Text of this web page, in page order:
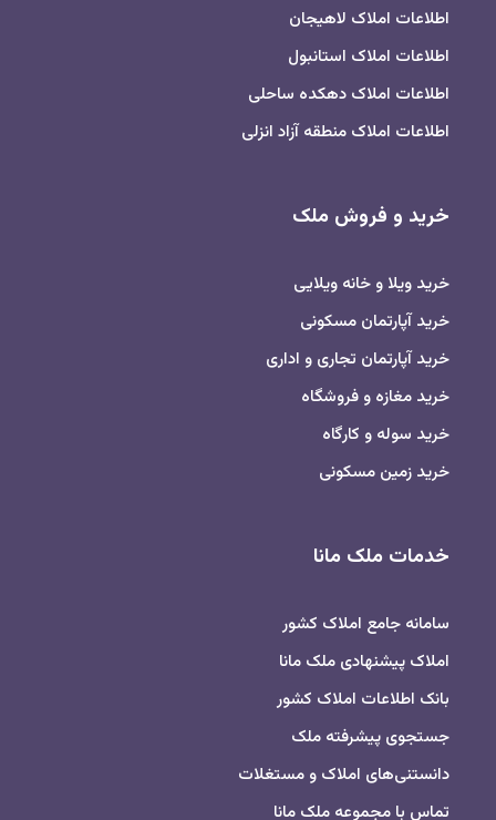
اطلاعات املاک لاهیجان
اطلاعات املاک استانبول
اطلاعات املاک دهکده ساحلی
اطلاعات املاک منطقه آزاد انزلی
خرید و فروش ملک
خرید ویلا و خانه ویلایی
خرید آپارتمان مسکونی
خرید آپارتمان تجاری و اداری
خرید مغازه و فروشگاه
خرید سوله و کارگاه
خرید زمین مسکونی
خدمات ملک مانا
سامانه جامع املاک کشور
املاک پیشنهادی ملک مانا
بانک اطلاعات املاک کشور
جستجوی پیشرفته ملک
دانستنی‌های املاک و مستغلات
تماس با مجموعه ملک مانا